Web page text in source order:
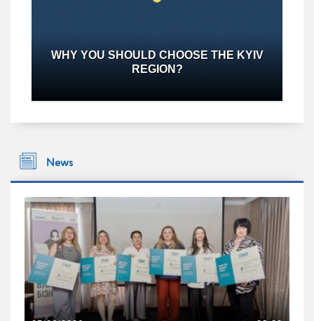
WHY YOU SHOULD CHOOSE THE KYIV
REGION?
News